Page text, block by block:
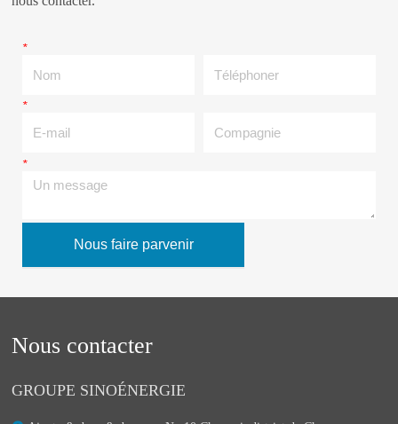
*Nom
*E-mail
*Un message
Nous faire parvenir
Nous contacter
GROUPE SINOÉNERGIE